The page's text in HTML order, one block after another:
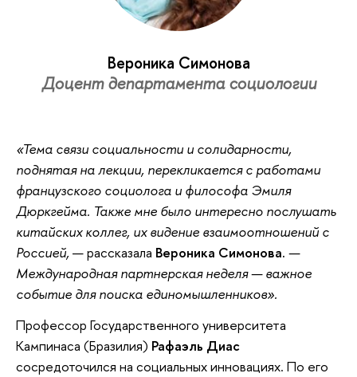
Вероника Симонова
Доцент департамента социологии
«Тема связи социальности и солидарности,
поднятая на лекции, перекликается с работами
французского социолога и философа Эмиля
Дюркгейма. Также мне было интересно послушать
китайских коллег, их видение взаимоотношений с
Россией,— рассказала Вероника Симонова. —
Международная партнерская неделя — важное
событие для поиска единомышленников».
Профессор Государственного университета
Кампинаса (Бразилия) Рафаэль Диас
сосредоточился на социальных инновациях. По его